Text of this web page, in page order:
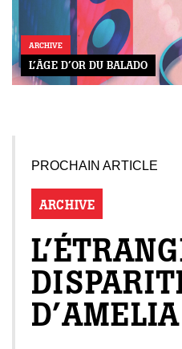
ARCHIVE
L’ÂGE D’OR DU BALADO
PROCHAIN ARTICLE
ARCHIVE